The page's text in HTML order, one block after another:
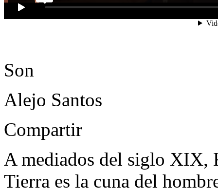
Son
Alejo Santos
Compartir
A mediados del siglo XIX,
Tierra es la cuna del